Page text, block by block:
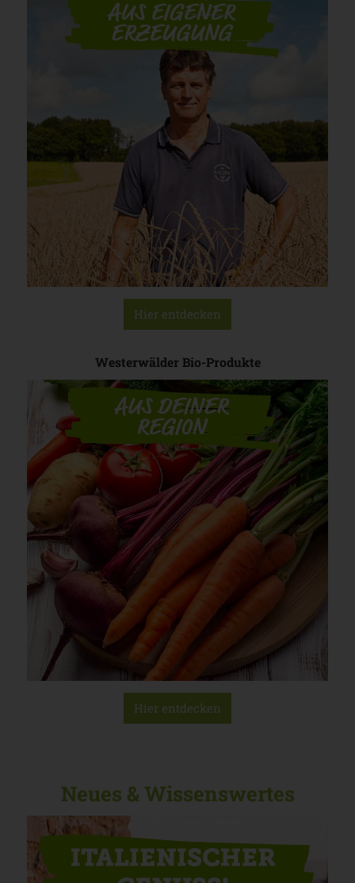
Hier entdecken
Westerwälder Bio-Produkte
Hier entdecken
Neues & Wissenswertes